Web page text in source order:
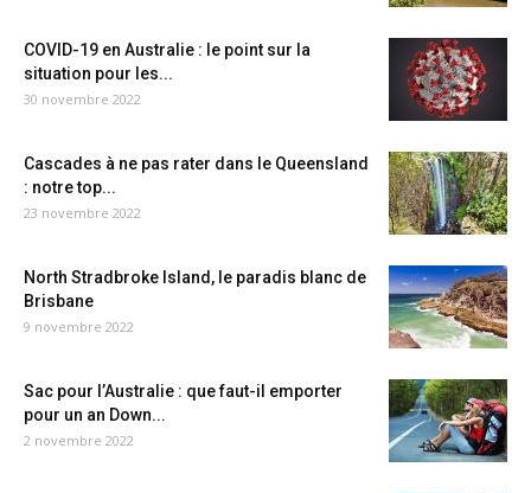
COVID-19 en Australie : le point sur la
situation pour les...
30 novembre 2022
Cascades à ne pas rater dans le Queensland
: notre top...
23 novembre 2022
North Stradbroke Island, le paradis blanc de
Brisbane
9 novembre 2022
Sac pour l’Australie : que faut-il emporter
pour un an Down...
2 novembre 2022